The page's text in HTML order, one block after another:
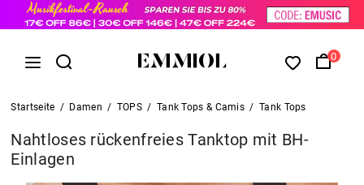
0
Startseite / Damen / TOPS / Tank Tops & Camis / Tank Tops
Nahtloses rückenfreies Tanktop mit BH-
Einlagen